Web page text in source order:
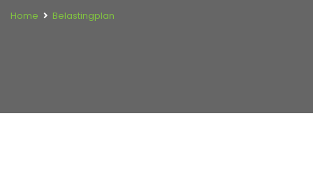
Home Belastingplan